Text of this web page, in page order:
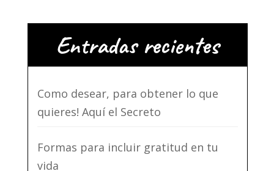
Entradas recientes
Como desear, para obtener lo que
quieres! Aquí el Secreto
Formas para incluir gratitud en tu
vida